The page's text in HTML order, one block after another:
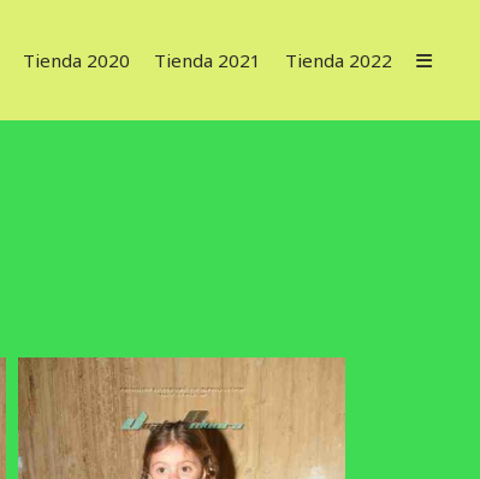
Tienda 2020 Tienda 2021 Tienda 2022